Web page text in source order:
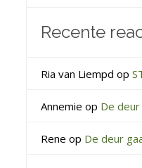
Recente
Ria van Liempd op
Annemie op De
Rene op De deur